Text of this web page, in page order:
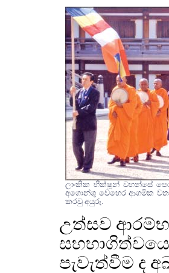
ලාංකික භික්ෂූන් වහන්සේ
අගොන්ශු වෙහෙර ආගමික
කරවු අයුරු.
උත්සව
පැවැත්වීම ද